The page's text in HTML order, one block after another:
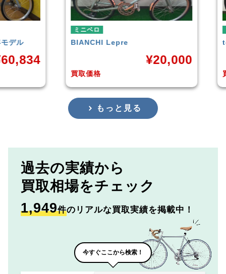
ミニベロ
ternSURGE 2021年モデル
買取価格
33,249
もっと見る
過去の実績から
買取相場をチェック
1,949件のリアルな買取実績を掲載中！
今すぐここから検索！